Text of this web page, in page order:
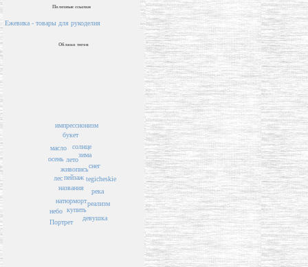
Полезные ссылки
Ежевика - товары для рукоделия
Облако тегов
пейзаж
названия
живопись
лето
натюрморт
купить
солнце
лес
зима
осень
букет
масло
река
снег
tegicheskie
реализм
небо
импрессионизм
Портрет
девушка